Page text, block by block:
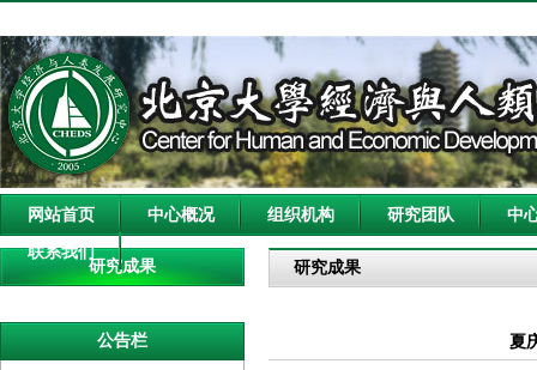
网站首页 中心概况 组织机构 研究团队 中
联系我们
研究成果
公告栏
研究成果
夏